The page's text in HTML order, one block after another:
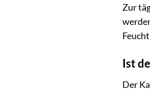
Zur
Ist
Der